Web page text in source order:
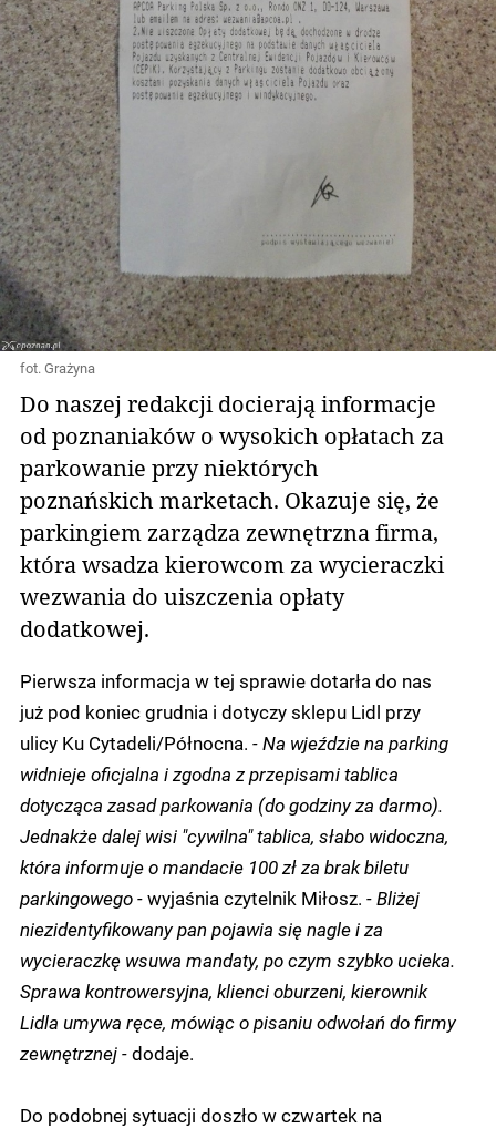
fot. Grażyna
Do naszej redakcji docierają informacje
od poznaniaków o wysokich opłatach za
parkowanie przy niektórych
poznańskich marketach. Okazuje się, że
parkingiem zarządza zewnętrzna firma,
która wsadza kierowcom za wycieraczki
wezwania do uiszczenia opłaty
dodatkowej.
Pierwsza informacja w tej sprawie dotarła do nas
już pod koniec grudnia i dotyczy sklepu Lidl przy
ulicy Ku Cytadeli/Północna. - Na wjeździe na parking
widnieje oficjalna i zgodna z przepisami tablica
dotycząca zasad parkowania (do godziny za darmo).
Jednakże dalej wisi "cywilna" tablica, słabo widoczna,
która informuje o mandacie 100 zł za brak biletu
parkingowego -wyjaśnia czytelnik Miłosz. - Bliżej
niezidentyfikowany pan pojawia się nagle i za
wycieraczkę wsuwa mandaty, po czym szybko ucieka.
Sprawa kontrowersyjna, klienci oburzeni, kierownik
Lidla umywa ręce, mówiąc o pisaniu odwołań do firmy
zewnętrznej -dodaje.
Do podobnej sytuacji doszło w czwartek na